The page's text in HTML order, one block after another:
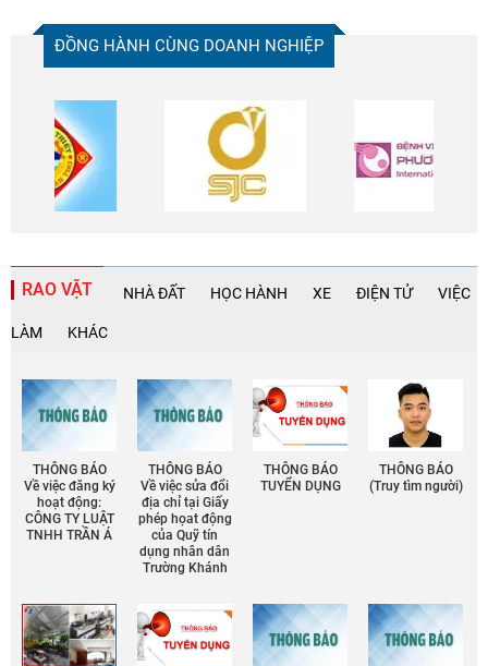
ĐỒNG HÀNH CÙNG DOANH NGHIỆP
RAO VẶT NHÀ ĐẤT HỌC HÀNH XE ĐIỆN TỬ VIỆC
LÀM KHÁC
THÔNG BÁO
Về việc đăng ký
hoạt động:
CÔNG TY LUẬT
TNHH TRẦN Á
THÔNG BÁO
Về việc sửa đổi
địa chỉ tại Giấy
phép họat động
của Quỹ tín
dụng nhân dân
Trường Khánh
THÔNG BÁO
TUYỂN DỤNG
THÔNG BÁO
(Truy tìm người)